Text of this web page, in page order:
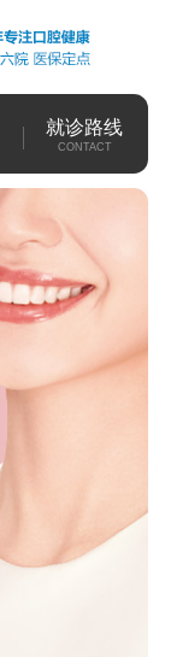
就诊路线
CONTACT